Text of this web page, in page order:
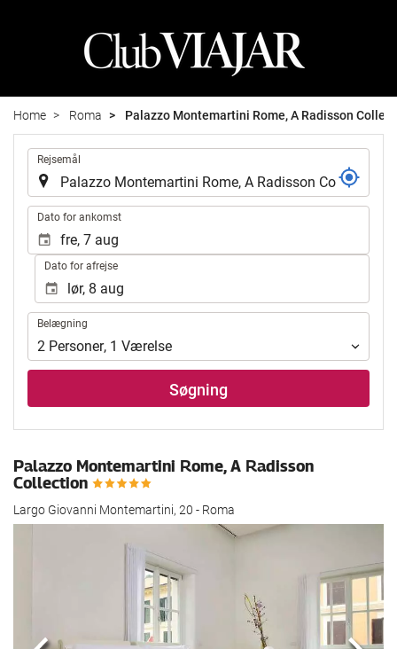
Home Roma Palazzo Montemartini Rome, A Radisson
Rejsemål
Dato for ankomst
Dato for afrejse
Belægning
Belægning
2 Personer, 1 Værelse
Søgning
Palazzo Montemartini Rome, A Radisson
Collection
Largo Giovanni Montemartini, 20 - Roma